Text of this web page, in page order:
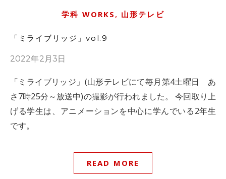
学科 WORKS , 山形テレビ
「ミライブリッジ」vol.9
2022年2月3日
「ミライブリッジ」(山形テレビにて毎月第4土曜日 あ
さ7時25分～放送中)の撮影が行われました。 今回取り上
げる学生は、アニメーションを中心に学んでいる2年生
です。
READ MORE